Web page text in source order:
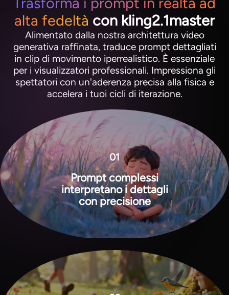
View all tools
alta fedeltà con kling2.1master
Alimentato dalla nostra architettura video
generativa raffinata, traduce prompt dettagliati
in clip di movimento iperrealistico. È essenziale
per i visualizzatori professionali. Impressiona gli
spettatori con un'aderenza precisa alla fisica e
accelera i tuoi cicli di iterazione.
01
Prompt complessi
interpretano i dettagli
con precisione